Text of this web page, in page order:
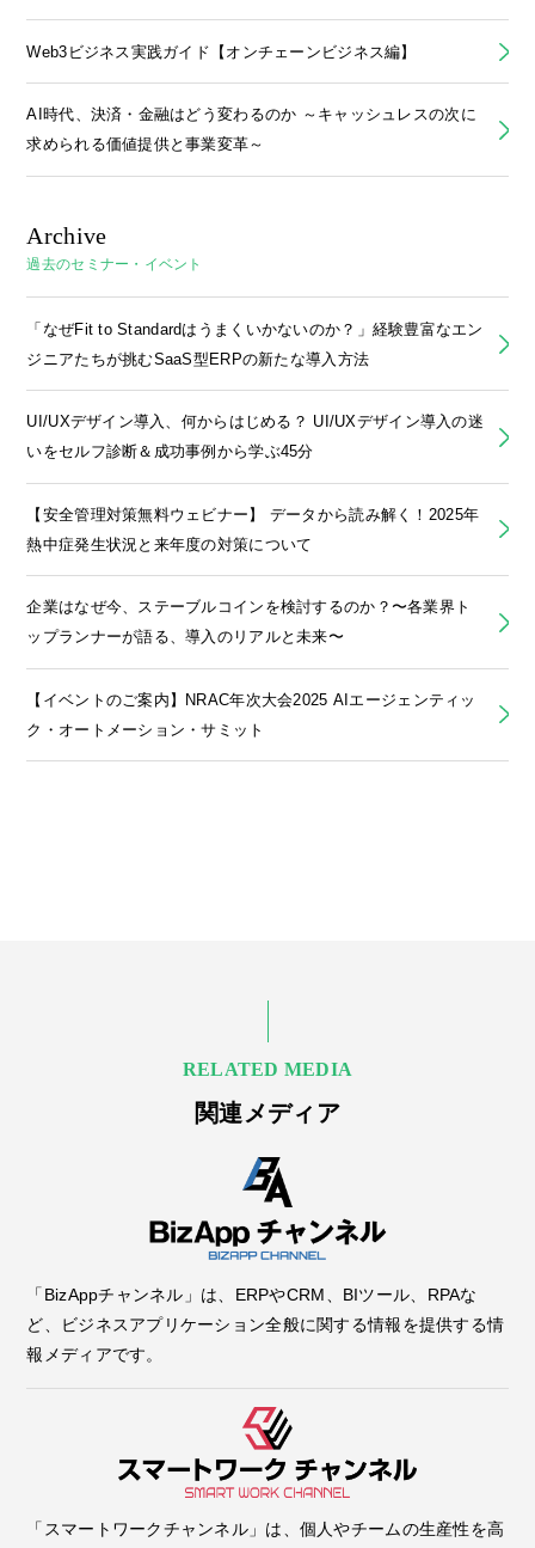
Web3ビジネス実践ガイド【オンチェーンビジネス編】
AI時代、決済・金融はどう変わるのか ～キャッシュレスの次に
求められる価値提供と事業変革～
Archive
過去のセミナー・イベント
「なぜFit to Standardはうまくいかないのか？」経験豊富なエン
ジニアたちが挑むSaaS型ERPの新たな導入方法
UI/UXデザイン導入、何からはじめる？ UI/UXデザイン導入の迷
いをセルフ診断＆成功事例から学ぶ45分
【安全管理対策無料ウェビナー】 データから読み解く！2025年
熱中症発生状況と来年度の対策について
企業はなぜ今、ステーブルコインを検討するのか？〜各業界ト
ップランナーが語る、導入のリアルと未来〜
【イベントのご案内】NRAC年次大会2025 AIエージェンティッ
ク・オートメーション・サミット
RELATED MEDIA
関連メディア
「BizAppチャンネル」は、ERPやCRM、BIツール、RPAな
ど、ビジネスアプリケーション全般に関する情報を提供する情
報メディアです。
「スマートワークチャンネル」は、個人やチームの生産性を高